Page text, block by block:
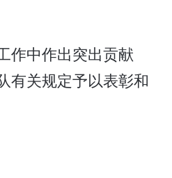
作中作出突出贡献
有关规定予以表彰和